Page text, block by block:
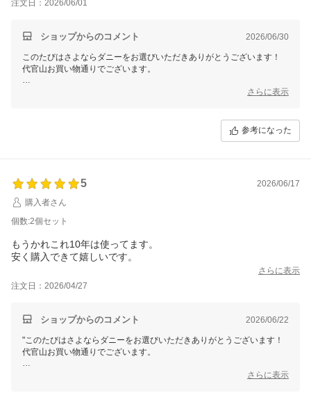
注文日：2026/06/01
ショップからのコメント 2026/06/30
このたびはさよならダニーをお選びいただきありがとうございます！
代官山お買い物通りでございます。
さらに表示
参考になった
5
2026/06/17
購入者さん
個数:2個セット
もうかれこれ10年は使ってます。
安く購入できて嬉しいです。
さらに表示
注文日：2026/04/27
ショップからのコメント 2026/06/22
"このたびはさよならダニーをお選びいただきありがとうございます！
代官山お買い物通りでございます。
さらに表示